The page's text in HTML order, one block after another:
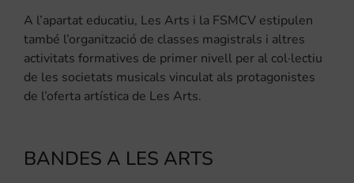
A l’apartat educatiu, Les Arts i la FSMCV estipulen
també l’organització de classes magistrals i altres
activitats formatives de primer nivell per al col·lectiu
de les societats musicals vinculat als protagonistes
de l’oferta artística de Les Arts.
BANDES A LES ARTS